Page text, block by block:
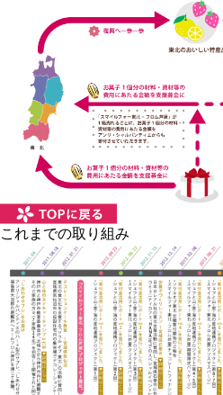
これまでの取り組み